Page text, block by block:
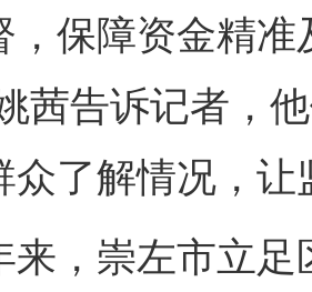
，保障资金精
茜告诉记者，
众了解情况，
崇左市立足